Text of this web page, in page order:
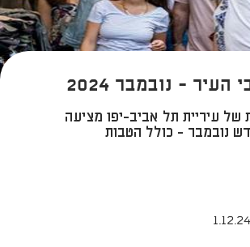
- נובמבר 2024
של עיריית תל אביב-יפו מציעה
נובמבר - כולל הטבות
1.12.24